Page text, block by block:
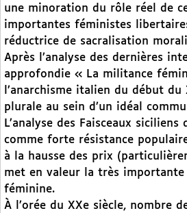
une minoration du rôle réel de
importantes féministes
réductrice de sacralisation
Après l’analyse des dernières
approfondie « La militance
l’anarchisme italien du début
plurale au sein d’un idéal
L’analyse des Faisceaux siciliens
comme forte résistance
à la hausse des prix
met en valeur la très
féminine.
À l’orée du XXe siècle, nombre